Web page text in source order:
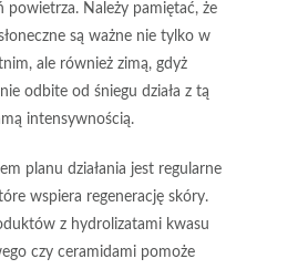
powietrza. Należy pamiętać, że
są ważne nie tylko w
ale również zimą, gdyż
odbite od śniegu działa z tą
intensywnością.
planu działania jest regularne
wspiera regenerację skóry.
z hydrolizatami kwasu
czy ceramidami pomoże